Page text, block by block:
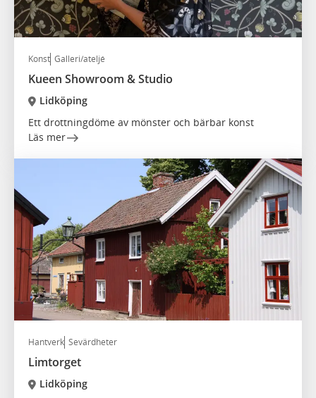
Konst Galleri/ateljé
Kueen Showroom & Studio
Lidköping
Ett drottningdöme av mönster och bärbar konst
Läs mer
Hantverk Sevärdheter
Limtorget
Lidköping